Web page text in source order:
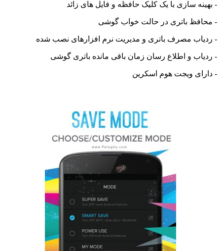
سازی با یک کلیک حافظه و فایل های زائد
باتری در حالت خواب گوشی
مصرف باتری و مدیریت نرم افزارهای نصب شده
و اطلاع رسان زمان باقی مانده باتری گوشی
ویجت هوم اسکرین